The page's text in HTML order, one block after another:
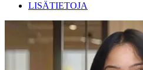
LISÄTIETOJA